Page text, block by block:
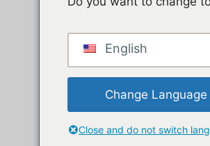
English
Change Language
Close and do not switch